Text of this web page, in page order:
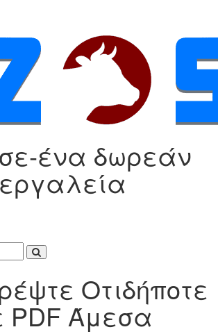
δωρεάν
εργαλεία
Οτιδήποτε
PDF Άμεσα